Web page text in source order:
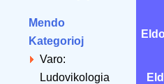
Mendo
Kategorioj
Varo:
Ludovikologia